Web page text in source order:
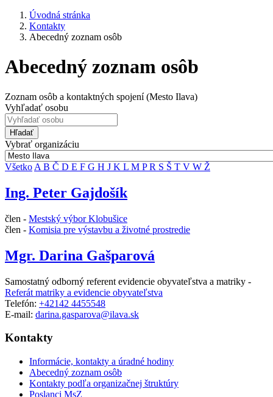
Úvodná stránka
Kontakty
Abecedný zoznam osôb
Abecedný zoznam osôb
Zoznam osôb a kontaktných spojení (Mesto Ilava)
Vyhľadať osobu
Hľadať
Vybrať organizáciu
Všetko A B Č D E F G H J K L M PR S Š T V W Ž
Ing. Peter Gajdošík
člen - Mestský výbor Klobušice
člen - Komisia pre výstavbu a životné prostredie
Mgr. Darina Gašparová
Samostatný odborný referent evidencie obyvateľstva a matriky -
Referát matriky a evidencie obyvateľstva
Telefón: +42142 4455548
E-mail: darina.gasparova@ilava.sk
Kontakty
Informácie, kontakty a úradné hodiny
Abecedný zoznam osôb
Kontakty podľa organizačnej štruktúry
Poslanci MsZ